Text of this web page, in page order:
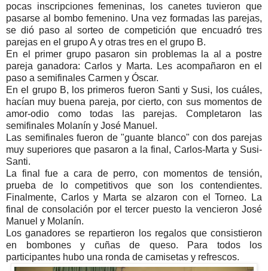
pocas inscripciones femeninas, los canetes tuvieron que
pasarse al bombo femenino. Una vez formadas las parejas,
se dió paso al sorteo de competición que encuadró tres
parejas en el grupo A y otras tres en el grupo B.
En el primer grupo pasaron sin problemas la al a postre
pareja ganadora: Carlos y Marta. Les acompañaron en el
paso a semifinales Carmen y Óscar.
En el grupo B, los primeros fueron Santi y Susi, los cuáles,
hacían muy buena pareja, por cierto, con sus momentos de
amor-odio como todas las parejas. Completaron las
semifinales Molanín y José Manuel.
Las semifinales fueron de "guante blanco" con dos parejas
muy superiores que pasaron a la final, Carlos-Marta y Susi-
Santi.
La final fue a cara de perro, con momentos de tensión,
prueba de lo competitivos que son los contendientes.
Finalmente, Carlos y Marta se alzaron con el Torneo. La
final de consolación por el tercer puesto la vencieron José
Manuel y Molanín.
Los ganadores se repartieron los regalos que consistieron
en bombones y cuñas de queso. Para todos los
participantes hubo una ronda de camisetas y refrescos.